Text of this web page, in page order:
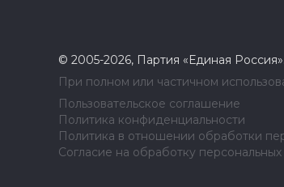
© 2005-2026, Партия «Единая
При полном или частичном
Пользовательское соглашение
Политика конфиденциальности
Политика в отношении обработки
Согласие на обработку